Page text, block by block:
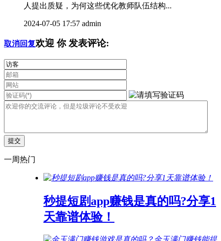
人提出质疑，为何这些优化教师队伍结构...
2024-07-05 17:57 admin
取消回复欢迎 你发表评论:
一周热门
秒提短剧app赚钱是真的吗?分享1
天靠谱体验！